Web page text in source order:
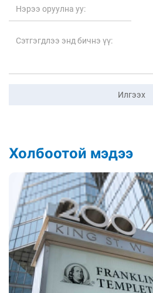
Илгээх
Холбоотой мэдээ